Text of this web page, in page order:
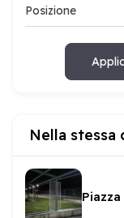
Posizione
Nella stessa